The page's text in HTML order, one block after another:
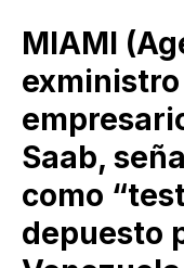
MIAMI
Saab,
como
depuesto